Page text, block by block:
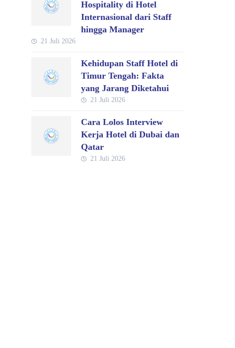
Hospitality di Hotel
Internasional dari Staff
hingga Manager
21 Juli 2026
Kehidupan Staff Hotel di
Timur Tengah: Fakta
yang Jarang Diketahui
21 Juli 2026
Cara Lolos Interview
Kerja Hotel di Dubai dan
Qatar
21 Juli 2026